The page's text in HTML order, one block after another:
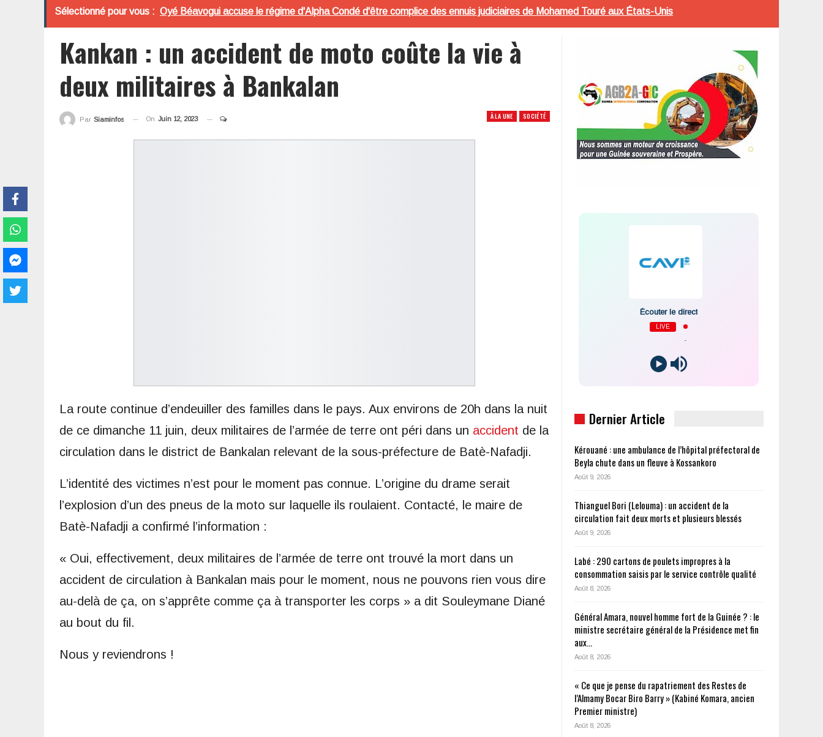
Sélectionné pour vous : Oyé Béavogui accuse le régime d'Alpha Condé d'être complice des ennuis judiciaires de Mohamed Touré aux États-Unis
Kankan : un accident de moto coûte la vie à
deux militaires à Bankalan
À LA UNE SOCIÉTÉ
Par Siaminfos On Juin 12, 2023
La route continue d’endeuiller des familles dans le pays. Aux environs de 20h dans la nuit
de ce dimanche 11 juin, deux militaires de l’armée de terre ont péri dans un accident de la
circulation dans le district de Bankalan relevant de la sous-préfecture de Batè-Nafadji.
L’identité des victimes n’est pour le moment pas connue. L’origine du drame serait
l’explosion d’un des pneus de la moto sur laquelle ils roulaient. Contacté, le maire de
Batè-Nafadji a confirmé l’information :
« Oui, effectivement, deux militaires de l’armée de terre ont trouvé la mort dans un
accident de circulation à Bankalan mais pour le moment, nous ne pouvons rien vous dire
au-delà de ça, on s’apprête comme ça à transporter les corps » a dit Souleymane Diané
au bout du fil.
Nous y reviendrons !
Écouter le direct
LIVE
Dernier Article
Kérouané : une ambulance de l’hôpital préfectoral de
Beyla chute dans un fleuve à Kossankoro
Août 9, 2026
Thianguel Bori (Lelouma) : un accident de la
circulation fait deux morts et plusieurs blessés
Août 9, 2026
Labé : 290 cartons de poulets impropres à la
consommation saisis par le service contrôle qualité
Août 8, 2026
Général Amara, nouvel homme fort de la Guinée ? : le
ministre secrétaire général de la Présidence met fin
aux…
Août 8, 2026
« Ce que je pense du rapatriement des Restes de
l’Almamy Bocar Biro Barry » (Kabiné Komara, ancien
Premier ministre)
Août 8, 2026